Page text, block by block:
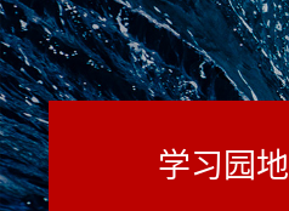
学习园地